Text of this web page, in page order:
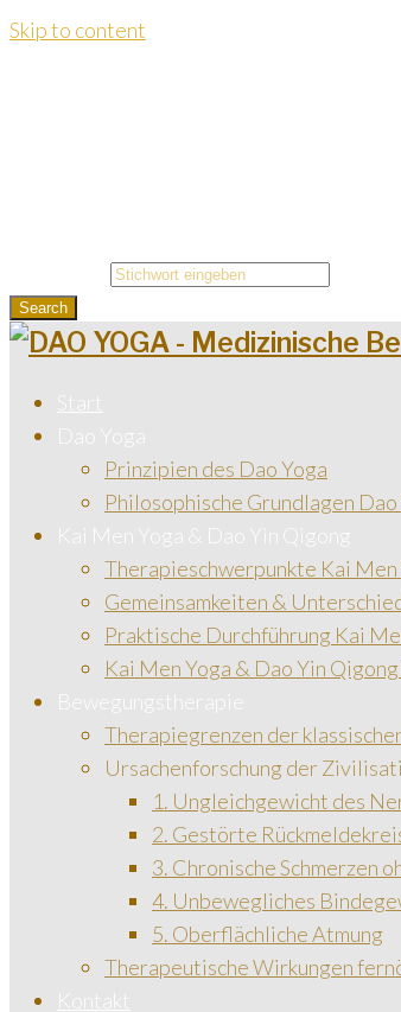
Skip to content
Search
Start
Dao Yoga
Prinzipien des Dao Yoga
Philosophische Grundlagen Dao
Kai Men Yoga & Dao Yin Qigong
Therapieschwerpunkte Kai Men
Gemeinsamkeiten &
Praktische Durchführung Kai
Kai Men Yoga & Dao Yin
Bewegungstherapie
Therapiegrenzen der
Ursachenforschung der
1. Ungleichgewicht des
2. Gestörte
3. Chronische Schmerzen
4. Unbewegliches
5. Oberflächliche Atmung
Therapeutische Wirkungen
Kontakt